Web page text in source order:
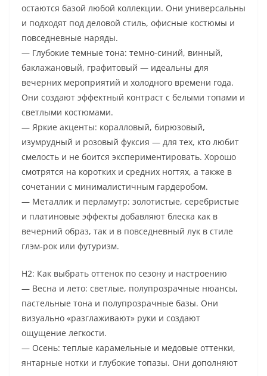
остаются базой любой коллекции. Они универсальны
и подходят под деловой стиль, офисные костюмы и
повседневные наряды.
— Глубокие темные тона: темно-синий, винный,
баклажановый, графитовый — идеальны для
вечерних мероприятий и холодного времени года.
Они создают эффектный контраст с белыми топами и
светлыми костюмами.
— Яркие акценты: коралловый, бирюзовый,
изумрудный и розовый фуксия — для тех, кто любит
смелость и не боится экспериментировать. Хорошо
смотрятся на коротких и средних ногтях, а также в
сочетании с минималистичным гардеробом.
— Металлик и перламутр: золотистые, серебристые
и платиновые эффекты добавляют блеска как в
вечерний образ, так и в повседневный лук в стиле
глэм-рок или футуризм.
H2: Как выбрать оттенок по сезону и настроению
— Весна и лето: светлые, полупрозрачные нюансы,
пастельные тона и полупрозрачные базы. Они
визуально «разглаживают» руки и создают
ощущение легкости.
— Осень: теплые карамельные и медовые оттенки,
янтарные нотки и глубокие топазы. Они дополняют